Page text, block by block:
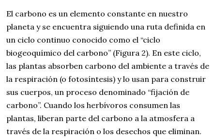
El carbono es un elemento constante en nuestro
planeta y se encuentra siguiendo una ruta definida en
un ciclo continuo conocido como el “ciclo
biogeoquímico del carbono” (Figura 2). En este ciclo,
las plantas absorben carbono del ambiente a través de
la respiración (o fotosíntesis) y lo usan para construir
sus cuerpos, un proceso denominado “fijación de
carbono”. Cuando los herbívoros consumen las
plantas, liberan parte del carbono a la atmosfera a
través de la respiración o los desechos que eliminan.